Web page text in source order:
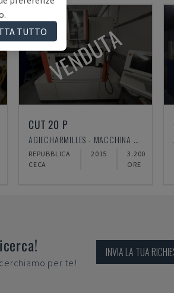
VENDUTA
CUT 20 P
AGIECHARMILLES - MACCHINA PER ELETTROEROSIONE A FILO
REPUBBLICA
CECA
2015
3.200
ORE
per te!
INVIA LA TUA
TUTTO